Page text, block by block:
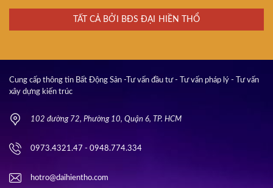
TẤT CẢ BỞI BĐS ĐẠI HIỀN THỔ
Cung cấp thông tin Bất Động Sản -Tư vấn đầu tư - Tư vấn pháp lý - Tư vấn
xây dựng kiến trúc
102 đường 72, Phường 10, Quận 6, TP. HCM
0973.4321.47 - 0948.774.334
hotro@daihientho.com